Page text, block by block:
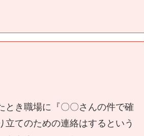
とき職場に『〇〇さんの件で確
てのための連絡はするという